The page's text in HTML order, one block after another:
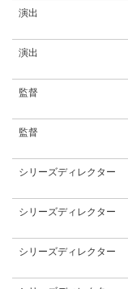
演出
演出
監督
監督
シリーズディレクター
シリーズディレクター
シリーズディレクター